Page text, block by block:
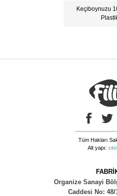
Keçiboynuzu
Tüm Hakları
Alt yapı:
Organize Sanayi
Caddesi No: